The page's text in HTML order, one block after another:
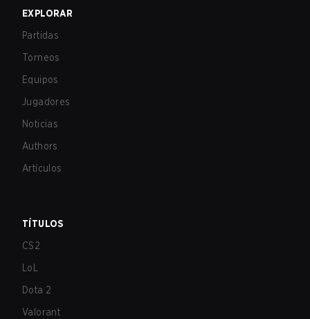
EXPLORAR
Partidas
Torneos
Equipos
Jugadores
Noticias
Authors
Artículos
TÍTULOS
CS2
LoL
Dota 2
Valorant